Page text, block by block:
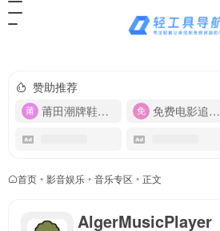
赞助推荐
莆田潮牌鞋服-货源
免费电影追剧APP
首页 • 影音娱乐 • 音乐专区 • 正文
AlgerMusicPlayer